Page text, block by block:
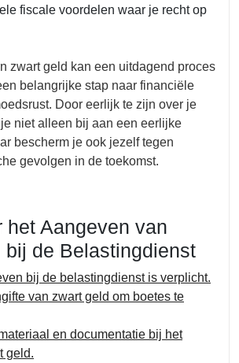
fiscale voordelen waar je recht op
zwart geld kan een uitdagend proces
belangrijke stap naar financiële
Door eerlijk te zijn over je
niet alleen bij aan een eerlijke
bescherm je ook jezelf tegen
gevolgen in de toekomst.
het Aangeven van
bij de Belastingdienst
bij de belastingdienst is verplicht.
van zwart geld om boetes te
en documentatie bij het
geld.